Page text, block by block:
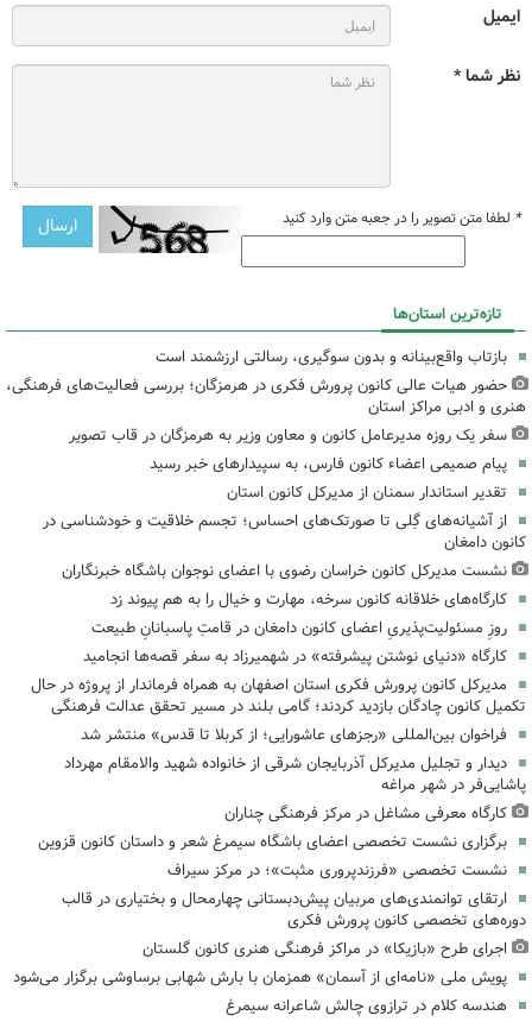
ایمیل
نظر شما *
* لطفا متن تصویر را در جعبه متن وارد کنید
تازه‌ترین استان‌ها
بازتاب واقع‌بینانه و بدون سوگیری، رسالتی ارزشمند است
حضور هیات عالی کانون پرورش فکری در هرمزگان؛ بررسی فعالیت‌های فرهنگی،
هنری و ادبی مراکز استان
سفر یک روزه مدیرعامل کانون و معاون وزیر به هرمزگان در قاب تصویر
پیام صمیمی اعضاء کانون فارس، به سپیدارهای خبر رسید
تقدیر استاندار سمنان از مدیرکل کانون استان
از آشیانه‌های گِلی تا صورتک‌های احساس؛ تجسم خلاقیت و خودشناسی در
کانون دامغان
نشست مدیرکل کانون خراسان رضوی با اعضای نوجوان باشگاه خبرنگاران
کارگاه‌های خلاقانه کانون سرخه، مهارت و خیال را به هم پیوند زد
روزِ مسئولیت‌پذیریِ اعضای کانون دامغان در قامتِ پاسبانانِ طبیعت
کارگاه «دنیای نوشتن پیشرفته» در شهمیرزاد به سفر قصه‌ها انجامید
مدیرکل کانون پرورش فکری استان اصفهان به همراه فرماندار از پروژه در حال
تکمیل کانون چادگان بازدید کردند؛ گامی بلند در مسیر تحقق عدالت فرهنگی
فراخوان بین‌المللی «رجزهای عاشورایی؛ از کربلا تا قدس» منتشر شد
دیدار و تجلیل مدیرکل آذربایجان شرقی از خانواده شهید والامقام مهرداد
پاشایی‌فر در شهر مراغه
کارگاه معرفی مشاغل در مرکز فرهنگی چناران
برگزاری نشست تخصصی اعضای باشگاه سیمرغ شعر و داستان کانون قزوین
نشست تخصصی «فرزندپروری مثبت»؛ در مرکز سیراف
ارتقای توانمندی‌های مربیان پیش‌دبستانی چهارمحال و بختیاری در قالب
دوره‌های تخصصی کانون پرورش فکری
اجرای طرح «بازیکا» در مراکز فرهنگی هنری کانون گلستان
پویش ملی «نامه‌ای از آسمان» همزمان با بارش شهابی برساوشی برگزار می‌شود
هندسه کلام در ترازوی چالش شاعرانه سیمرغ